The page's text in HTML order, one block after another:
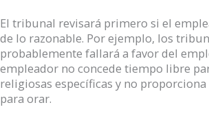
El tribunal revisará primero si el
de lo razonable. Por ejemplo, los
probablemente fallará a favor del
empleador no concede tiempo libre
religiosas específicas y no
para orar.